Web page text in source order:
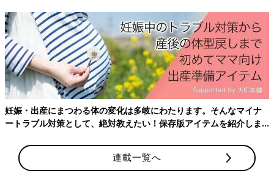
離乳完了期 1才～1才6カ月ごろ「小松菜・ほうれん
草・青梗菜」のレシピ
青梗菜のクリームスープ 作り方・レシ
ピ 離乳食完了期1歳 ～1歳6ヶ月ごろ
1歳～1歳6ヶ月ごろから使える、野菜や果物な
どビタミン類を含む食材を使った、体の調子を
整えるビタミンのレシピをご紹介。青梗菜（チ
野菜の白あえ 作り方・レシピ 離乳食完
妊娠・出産にまつわる体の変化は多岐にわたります。そんなマイナ
ートラブル対策として、絶対教えたい！保存版アイテムを紹介しま
連載一覧へ